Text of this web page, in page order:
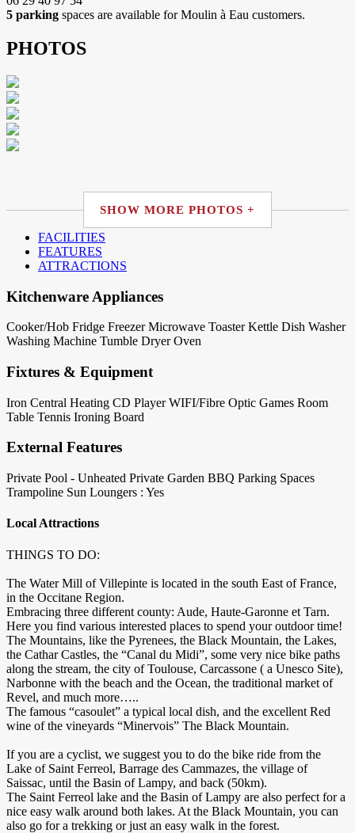
5 parking spaces are available for Moulin à Eau customers.
PHOTOS
SHOW MORE PHOTOS +
FACILITIES
FEATURES
ATTRACTIONS
Kitchenware Appliances
Cooker/Hob Fridge Freezer Microwave Toaster Kettle Dish Washer
Washing Machine Tumble Dryer Oven
Fixtures & Equipment
Iron Central Heating CD Player WIFI/Fibre Optic Games Room
Table Tennis Ironing Board
External Features
Private Pool - Unheated Private Garden BBQ Parking Spaces
Trampoline Sun Loungers : Yes
Local Attractions
THINGS TO DO:
The Water Mill of Villepinte is located in the south East of France,
in the Occitane Region.
Embracing three different county: Aude, Haute-Garonne et Tarn.
Here you find various interested places to spend your outdoor time!
The Mountains, like the Pyrenees, the Black Mountain, the Lakes,
the Cathar Castles, the “Canal du Midi”, some very nice bike paths
along the stream, the city of Toulouse, Carcassone ( a Unesco Site),
Narbonne with the beach and the Ocean, the traditional market of
Revel, and much more…..
The famous “casoulet” a typical local dish, and the excellent Red
wine of the vineyards “Minervois” The Black Mountain.
If you are a cyclist, we suggest you to do the bike ride from the
Lake of Saint Ferreol, Barrage des Cammazes, the village of
Saissac, until the Basin of Lampy, and back (50km).
The Saint Ferreol lake and the Basin of Lampy are also perfect for a
nice easy walk around both lakes. At the Black Mountain, you can
also go for a trekking or just an easy walk in the forest.